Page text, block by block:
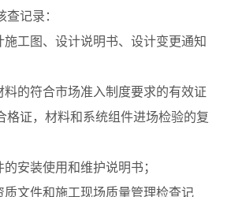
记录：
施工图、设计说明书、设计变更通知
料的符合市场准入制度要求的有效证
格证，材料和系统组件进场检验的复
安装使用和维护说明书；
质文件和施工现场质量管理检查记